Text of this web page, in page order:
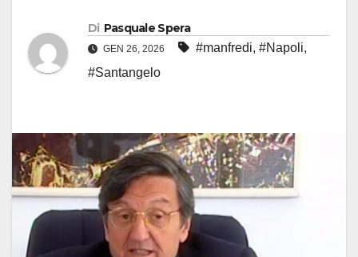
Di Pasquale Spera
GEN 26, 2026 #manfredi, #Napoli,
#Santangelo